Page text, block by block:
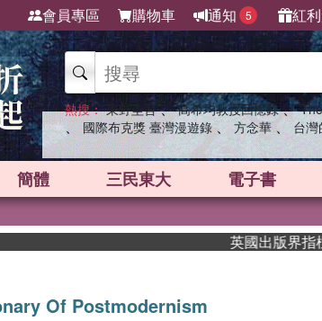
會員專區 購物車 通知 5 紅
熱搜： 東野圭吾 、 高希均教授回憶錄 、
、 國際布克獎 臺灣漫遊錄 、 方念華 、 台
簡體 三民東大 電子書
英國出版界指標
Of Postmodernism